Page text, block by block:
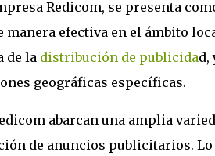
Redicom, se presenta
efectiva en el ámbito
de la distribución de publicidad,
geográficas específicas.
abarcan una amplia
de anuncios publicitarios.